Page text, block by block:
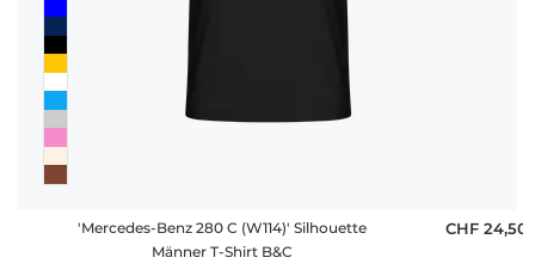
'Mercedes-Benz 280 C (W114)' Silhouette
Männer T-Shirt B&C
CHF 24,50